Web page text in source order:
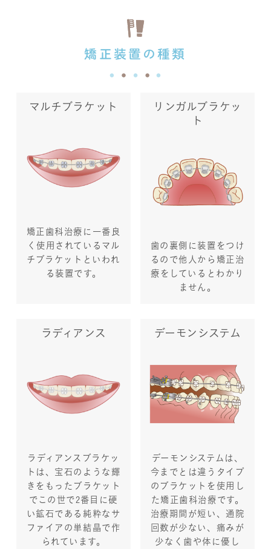
矯正装置の種類
マルチブラケット
矯正歯科治療に一番良
く使用されているマル
チブラケットといわれ
る装置です。
リンガルブラケッ
ト
歯の裏側に装置をつけ
るので他人から矯正治
療をしているとわかり
ません。
ラディアンス
ラディアンスブラケッ
トは、宝石のような輝
きをもったブラケット
でこの世で2番目に硬
い鉱石である純粋なサ
ファイアの単結晶で作
られています。
デーモンシステム
デーモンシステムは、
今までとは違うタイプ
のブラケットを使用し
た矯正歯科治療です。
治療期間が短い、通院
回数が少ない、痛みが
少なく歯や体に優し